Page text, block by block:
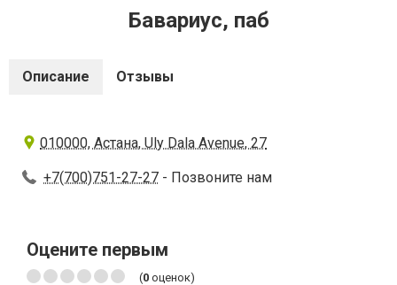
Бавариус, паб
Описание Отзывы
010000, Астана, Uly Dala Avenue, 27
+7(700)751-27-27 - Позвоните нам
Оцените первым
(0 оценок)